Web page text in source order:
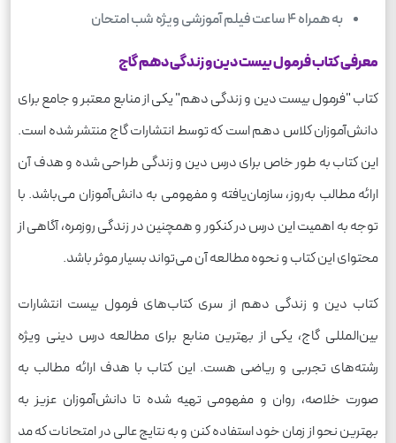
به همراه 4 ساعت فیلم آموزشی ویژه شب امتحان
معرفی کتاب فرمول بیست دین و زندگی دهم گاج
کتاب "فرمول بیست دین و زندگی دهم" یکی از منابع معتبر و جامع برای
دانش‌آموزان کلاس دهم است که توسط انتشارات گاج منتشر شده است.
این کتاب به طور خاص برای درس دین و زندگی طراحی شده و هدف آن
ارائه مطالب به‌روز، سازمان‌یافته و مفهومی به دانش‌آموزان می‌باشد. با
توجه به اهمیت این درس در کنکور و همچنین در زندگی روزمره، آگاهی از
محتوای این کتاب و نحوه مطالعه آن می‌تواند بسیار موثر باشد.
کتاب دین و زندگی دهم از سری کتاب‌های فرمول بیست انتشارات
بین‌المللی گاج، یکی از بهترین منابع برای مطالعه درس دینی ویژه
رشته‌های تجربی و ریاضی هست. این کتاب با هدف ارائه مطالب به
صورت خلاصه، روان و مفهومی تهیه شده تا دانش‌آموزان عزیز به
بهترین نحو از زمان خود استفاده کنن و به نتایج عالی در امتحانات که مد